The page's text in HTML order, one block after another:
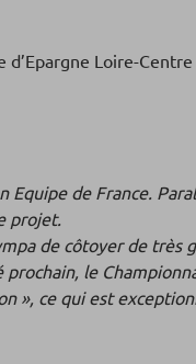
Loire-
de France.
projet.
de côtoyer de très
le
», ce qui est